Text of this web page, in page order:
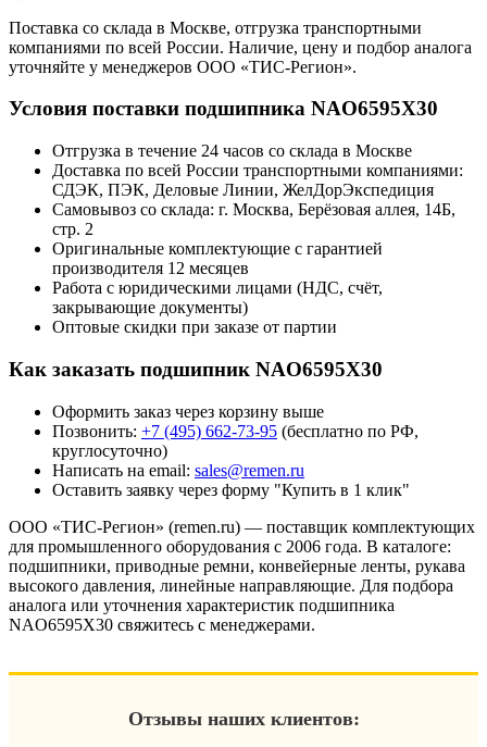
Поставка со склада в Москве, отгрузка транспортными
компаниями по всей России. Наличие, цену и подбор аналога
уточняйте у менеджеров ООО «ТИС-Регион».
Условия поставки подшипника NAO6595X30
Отгрузка в течение 24 часов со склада в Москве
Доставка по всей России транспортными компаниями:
СДЭК, ПЭК, Деловые Линии, ЖелДорЭкспедиция
Самовывоз со склада: г. Москва, Берёзовая аллея, 14Б,
стр. 2
Оригинальные комплектующие с гарантией
производителя 12 месяцев
Работа с юридическими лицами (НДС, счёт,
закрывающие документы)
Оптовые скидки при заказе от партии
Как заказать подшипник NAO6595X30
Оформить заказ через корзину выше
Позвонить: +7 (495) 662-73-95 (бесплатно по РФ,
круглосуточно)
Написать на email: sales@remen.ru
Оставить заявку через форму "Купить в 1 клик"
ООО «ТИС-Регион» (remen.ru) — поставщик комплектующих
для промышленного оборудования с 2006 года. В каталоге:
подшипники, приводные ремни, конвейерные ленты, рукава
высокого давления, линейные направляющие. Для подбора
аналога или уточнения характеристик подшипника
NAO6595X30 свяжитесь с менеджерами.
Отзывы наших клиентов: